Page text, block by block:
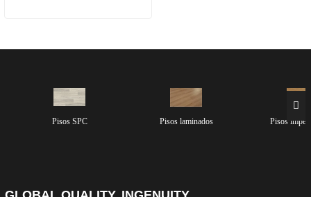
Pisos SPC Pisos laminados Pisos